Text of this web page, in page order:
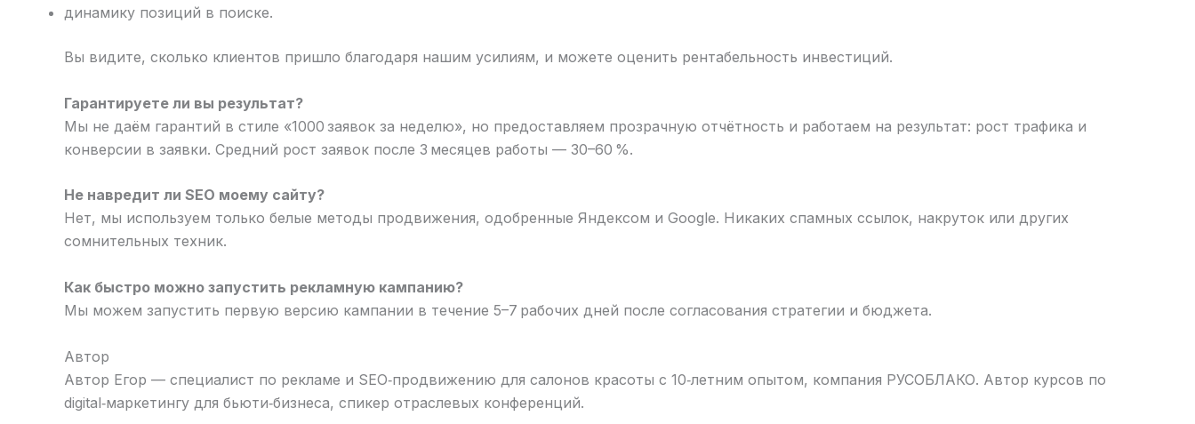
динамику позиций в поиске.
Вы видите, сколько клиентов пришло благодаря нашим усилиям, и можете оценить рентабельность инвестиций.
Гарантируете ли вы результат?
Мы не даём гарантий в стиле «1000 заявок за неделю», но предоставляем прозрачную отчётность и работаем на результат: рост трафика и
конверсии в заявки. Средний рост заявок после 3 месяцев работы — 30–60 %.
Не навредит ли SEO моему сайту?
Нет, мы используем только белые методы продвижения, одобренные Яндексом и Google. Никаких спамных ссылок, накруток или других
сомнительных техник.
Как быстро можно запустить рекламную кампанию?
Мы можем запустить первую версию кампании в течение 5–7 рабочих дней после согласования стратегии и бюджета.
Автор
Автор Егор — специалист по рекламе и SEO‑продвижению для салонов красоты с 10‑летним опытом, компания РУСОБЛАКО. Автор курсов по
digital‑маркетингу для бьюти‑бизнеса, спикер отраслевых конференций.